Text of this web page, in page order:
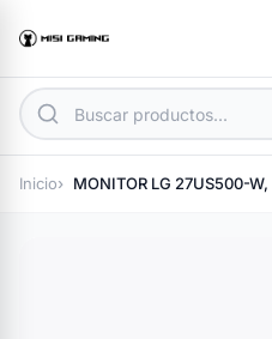
Inicio MONITOR LG 27US500-